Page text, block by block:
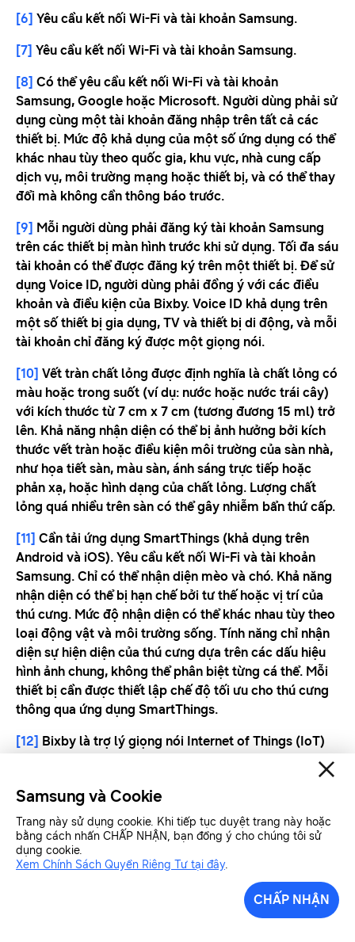
[6] Yêu cầu kết nối Wi-Fi và tài khoản Samsung.
[7] Yêu cầu kết nối Wi-Fi và tài khoản Samsung.
[8] Có thể yêu cầu kết nối Wi-Fi và tài khoản
Samsung, Google hoặc Microsoft. Người dùng phải sử
dụng cùng một tài khoản đăng nhập trên tất cả các
thiết bị. Mức độ khả dụng của một số ứng dụng có thể
khác nhau tùy theo quốc gia, khu vực, nhà cung cấp
dịch vụ, môi trường mạng hoặc thiết bị, và có thể thay
đổi mà không cần thông báo trước.
[9] Mỗi người dùng phải đăng ký tài khoản Samsung
trên các thiết bị màn hình trước khi sử dụng. Tối đa sáu
tài khoản có thể được đăng ký trên một thiết bị. Để sử
dụng Voice ID, người dùng phải đồng ý với các điều
khoản và điều kiện của Bixby. Voice ID khả dụng trên
một số thiết bị gia dụng, TV và thiết bị di động, và mỗi
tài khoản chỉ đăng ký được một giọng nói.
[10] Vết tràn chất lỏng được định nghĩa là chất lỏng có
màu hoặc trong suốt (ví dụ: nước hoặc nước trái cây)
với kích thước từ 7 cm x 7 cm (tương đương 15 ml) trở
lên. Khả năng nhận diện có thể bị ảnh hưởng bởi kích
thước vết tràn hoặc điều kiện môi trường của sàn nhà,
như họa tiết sàn, màu sàn, ánh sáng trực tiếp hoặc
phản xạ, hoặc hình dạng của chất lỏng. Lượng chất
lỏng quá nhiều trên sàn có thể gây nhiễm bẩn thứ cấp.
[11] Cần tải ứng dụng SmartThings (khả dụng trên
Android và iOS). Yêu cầu kết nối Wi-Fi và tài khoản
Samsung. Chỉ có thể nhận diện mèo và chó. Khả năng
nhận diện có thể bị hạn chế bởi tư thế hoặc vị trí của
thú cưng. Mức độ nhận diện có thể khác nhau tùy theo
loại động vật và môi trường sống. Tính năng chỉ nhận
diện sự hiện diện của thú cưng dựa trên các dấu hiệu
hình ảnh chung, không thể phân biệt từng cá thể. Mỗi
thiết bị cần được thiết lập chế độ tối ưu cho thú cưng
thông qua ứng dụng SmartThings.
[12] Bixby là trợ lý giọng nói Internet of Things (IoT)
của Samsung. Mức độ khả dụng của dịch vụ Bixby có
thể khác nhau tùy theo quốc gia. Bixby hỗ trợ một số
ngôn ngữ và giọng địa phương nhất định, bao gồm
Hàn Quốc; tiếng Anh (Mỹ/Anh/Ấn Độ); tiếng Tây Ban
Nha (Mexico/Tây Ban Nha); tiếng Đức; tiếng Pháp;
tiếng Ý; và tiếng Bồ Đào Nha (Brazil). Giao diện người
dùng có thể thay đổi và khác nhau tùy theo thiết bị.
Mức độ khả dụng của các tính năng Bixby và nhà cung
cấp nội dung có thể khác nhau tùy theo quốc gia/nhà
Samsung và Cookie
Trang này sử dụng cookie. Khi tiếp tục duyệt trang này hoặc
bằng cách nhấn CHẤP NHẬN, bạn đồng ý cho chúng tôi sử
dụng cookie.
Xem Chính Sách Quyền Riêng Tư tại đây.
CHẤP NHẬN